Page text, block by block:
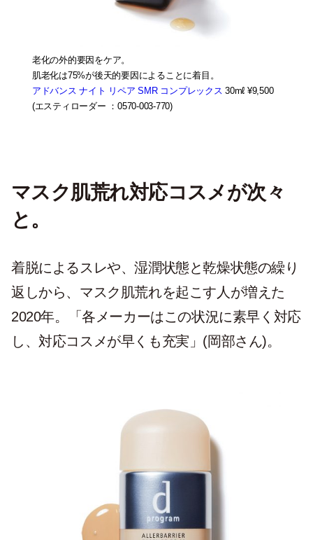
老化の外的要因をケア。
肌老化は75%が後天的要因によることに着目。
アドバンス ナイト リペア SMR コンプレックス 30mℓ ¥9,500
(エスティローダー ：0570-003-770)
マスク肌荒れ対応コスメが次々
と。
着脱によるスレや、湿潤状態と乾燥状態の繰り
返しから、マスク肌荒れを起こす人が増えた
2020年。「各メーカーはこの状況に素早く対応
し、対応コスメが早くも充実」(岡部さん)。